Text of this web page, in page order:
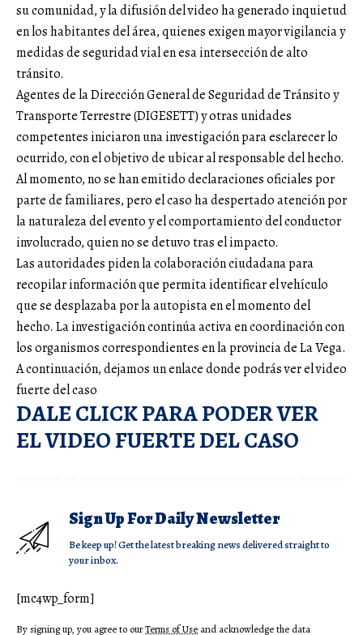
su comunidad, y la difusión del video ha generado inquietud
en los habitantes del área, quienes exigen mayor vigilancia y
medidas de seguridad vial en esa intersección de alto
tránsito.
Agentes de la Dirección General de Seguridad de Tránsito y
Transporte Terrestre (DIGESETT) y otras unidades
competentes iniciaron una investigación para esclarecer lo
ocurrido, con el objetivo de ubicar al responsable del hecho.
Al momento, no se han emitido declaraciones oficiales por
parte de familiares, pero el caso ha despertado atención por
la naturaleza del evento y el comportamiento del conductor
involucrado, quien no se detuvo tras el impacto.
Las autoridades piden la colaboración ciudadana para
recopilar información que permita identificar el vehículo
que se desplazaba por la autopista en el momento del
hecho. La investigación continúa activa en coordinación con
los organismos correspondientes en la provincia de La Vega.
A continuación, dejamos un enlace donde podrás ver el video
fuerte del caso
DALE CLICK PARA PODER VER
EL VIDEO FUERTE DEL CASO
Sign Up For Daily Newsletter
Be keep up! Get the latest breaking news delivered straight to
your inbox.
[mc4wp_form]
By signing up, you agree to ourTerms of Use and acknowledge the data